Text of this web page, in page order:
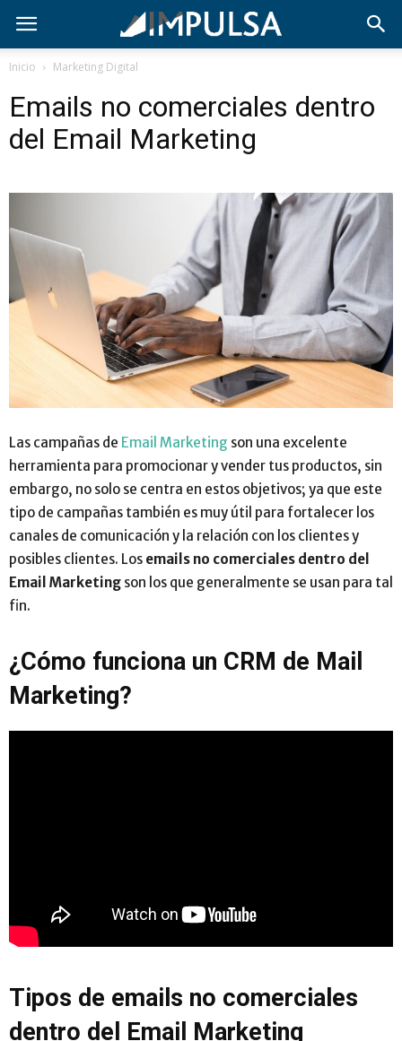
Inicio Marketing Digital
Emails no comerciales dentro
del Email Marketing
Las campañas de Email Marketing son una excelente
herramienta para promocionar y vender tus productos, sin
embargo, no solo se centra en estos objetivos; ya que este
tipo de campañas también es muy útil para fortalecer los
canales de comunicación y la relación con los clientes y
posibles clientes. Los emails no comerciales dentro del
Email Marketing son los que generalmente se usan para tal
fin.
¿Cómo funciona un CRM de Mail
Marketing?
Tipos de emails no comerciales
dentro del Email Marketing